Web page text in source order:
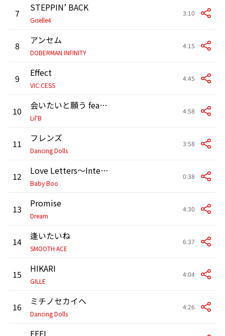
7 STEPPIN’ BACK
Giselle4
3:10
8 アンセム
DOBERMAN INFINITY
4:15
9 Effect
VIC:CESS
4:45
10 会いたいと願う feat. KOJIMA
Lil'B
4:58
11 フレンズ
Dancing Dolls
3:58
12 Love Letters〜Interlude〜
Baby Boo
0:38
13 Promise
Dream
4:30
14 逢いたいね
SMOOTH ACE
6:37
15 HIKARI
GILLE
4:04
16 ミチノセカイヘ
Dancing Dolls
4:26
FEEL